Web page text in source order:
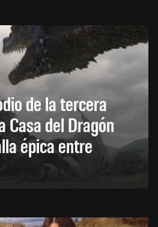
de la tercera
Casa del Dragón
épica entre